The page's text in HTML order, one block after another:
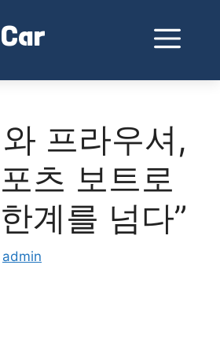
프라우셔,
츠 보트로
계를 넘다”
admin